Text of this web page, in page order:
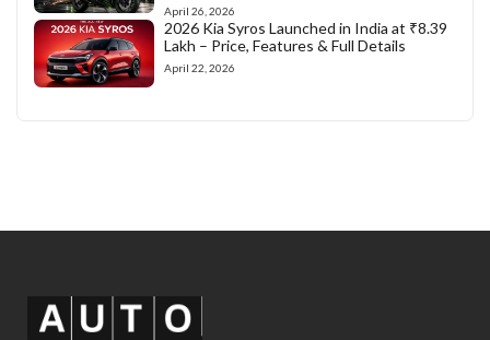
April 26, 2026
2026 Kia Syros Launched in India at ₹8.39
Lakh – Price, Features & Full Details
April 22, 2026